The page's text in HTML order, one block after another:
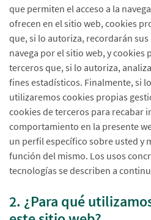
que permiten el acceso a la
ofrecen en el sitio web, cookies
que, si lo autoriza, recordarán
navega por el sitio web, y
terceros que, si lo autoriza,
fines estadísticos. Finalmente, si
utilizaremos cookies propias
cookies de terceros para recabar
comportamiento en la presente
un perfil específico sobre usted y
función del mismo. Los usos
tecnologías se describen a
2. ¿Para qué